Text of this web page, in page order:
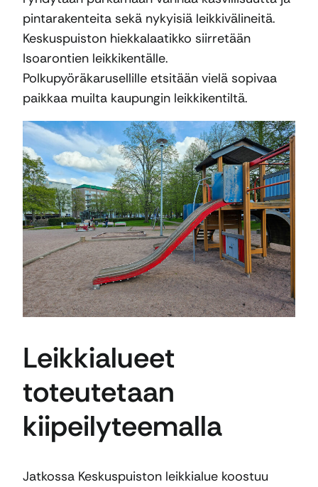
pintarakenteita sekä nykyisiä leikkivälineitä.
Keskuspuiston hiekkalaatikko siirretään
Isoarontien leikkikentälle.
Polkupyöräkarusellille etsitään vielä sopivaa
paikkaa muilta kaupungin leikkikentiltä.
Leikkialueet
toteutetaan
kiipeilyteemalla
Jatkossa Keskuspuiston leikkialue koostuu